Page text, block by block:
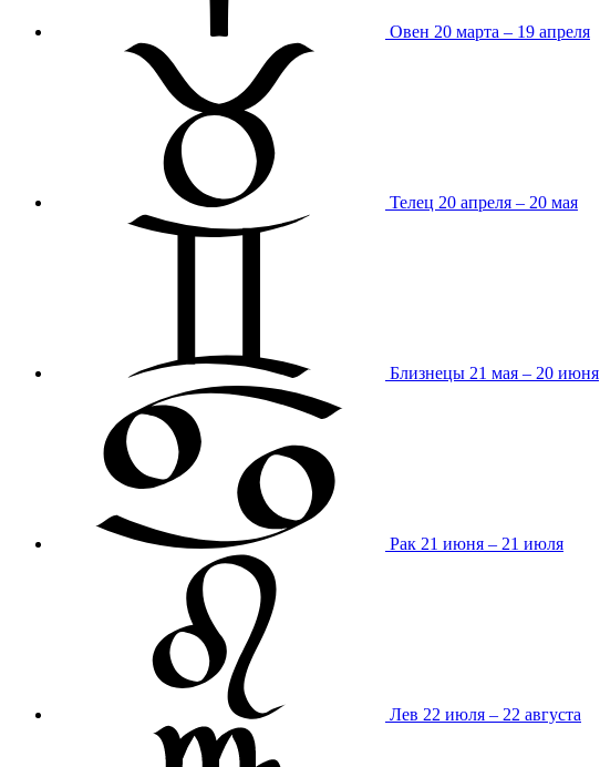
Овен 20 марта – 19 апреля
Телец 20 апреля – 20 мая
Близнецы 21 мая – 20 июня
Рак 21 июня – 21 июля
Лев 22 июля – 22 августа